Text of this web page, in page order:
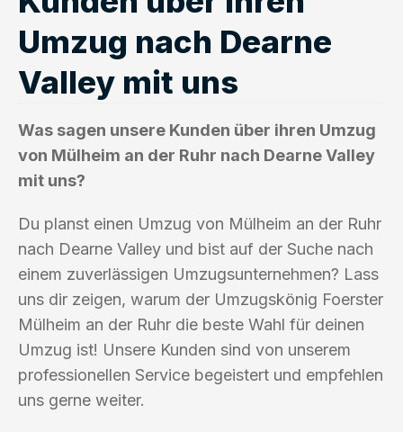
Umzug nach Dearne
Valley mit uns
Was sagen unsere Kunden über ihren Umzug
von Mülheim an der Ruhr nach Dearne Valley
mit uns?
Du planst einen Umzug von Mülheim an der Ruhr
nach Dearne Valley und bist auf der Suche nach
einem zuverlässigen Umzugsunternehmen? Lass
uns dir zeigen, warum der Umzugskönig Foerster
Mülheim an der Ruhr die beste Wahl für deinen
Umzug ist! Unsere Kunden sind von unserem
professionellen Service begeistert und empfehlen
uns gerne weiter.